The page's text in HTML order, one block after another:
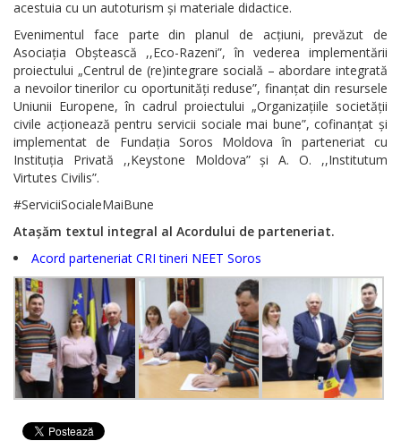
acestuia cu un autoturism și materiale didactice.
Evenimentul face parte din planul de acțiuni, prevăzut de
Asociația Obștească ,,Eco-Razeni”, în vederea implementării
proiectului „Centrul de (re)integrare socială – abordare integrată
a nevoilor tinerilor cu oportunități reduse”, finanțat din resursele
Uniunii Europene, în cadrul proiectului „Organizațiile societății
civile acționează pentru servicii sociale mai bune”, cofinanțat și
implementat de Fundația Soros Moldova în parteneriat cu
Instituția Privată ,,Keystone Moldova” și A. O. ,,Institutum
Virtutes Civilis”.
#ServiciiSocialeMaiBune
Atașăm textul integral al Acordului de parteneriat.
Acord parteneriat CRI tineri NEET Soros